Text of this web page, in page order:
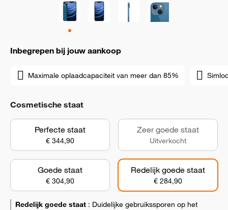
Inbegrepen bij jouw aankoop
Maximale oplaadcapaciteit van meer dan 85%
Cosmetische staat
Perfecte staat
€ 344,90
Zeer goede staat
Uitverkocht
Goede staat
€ 304,90
Redelijk goede staat
€ 284,90
Redelijk goede staat : Duidelijke gebruikssporen op het